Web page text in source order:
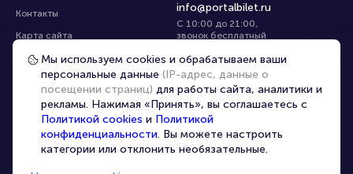
Контакты
Карта сайта
Управление cookies
info@portalbilet.ru
С 10:00 до 21:00,
звонок бесплатный
Все площадки
Главная | Ростов-на-Дону
Мы используем cookies и обрабатываем ваши
персональные данные (IP-адрес, данные о
посещении страниц) для работы сайта, аналитики и
рекламы. Нажимая «Принять», вы соглашаетесь с
Политикой cookies и Политикой
конфиденциальности. Вы можете настроить
категории или отклонить необязательные.